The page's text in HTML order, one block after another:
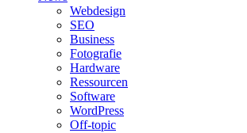
Webdesign
SEO
Business
Fotografie
Hardware
Ressourcen
Software
WordPress
Off-topic